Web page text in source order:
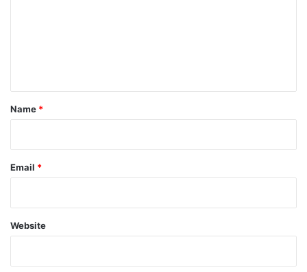
*
Name *
Email *
Website